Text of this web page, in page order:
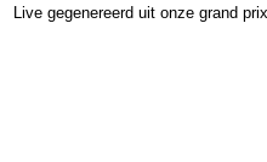
Live gegenereerd uit onze grand